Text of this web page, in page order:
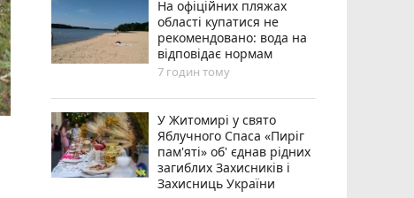
На офіційних пляжах
області купатися не
рекомендовано: вода на
відповідає нормам
7 годин тому
У Житомирі у свято
Яблучного Спаса «Пиріг
пам'яті» об' єднав рідних
загиблих Захисників і
Захисниць України